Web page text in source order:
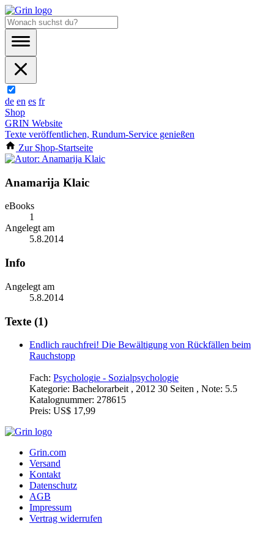
de en es fr
Shop
GRIN Website
Texte veröffentlichen, Rundum-Service genießen
Zur Shop-Startseite
Anamarija Klaic
eBooks
1
Angelegt am
5.8.2014
Info
Angelegt am
5.8.2014
Texte (1)
Endlich rauchfrei! Die Bewältigung von Rückfällen beim
Rauchstopp
Fach: Psychologie - Sozialpsychologie
Kategorie: Bachelorarbeit , 2012 30 Seiten , Note: 5.5
Katalognummer: 278615
Preis: US$ 17,99
Grin.com
Versand
Kontakt
Datenschutz
AGB
Impressum
Vertrag widerrufen